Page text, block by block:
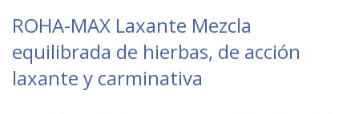
ROHA-MAX Laxante Mezcla
equilibrada de hierbas, de acción
laxante y carminativa